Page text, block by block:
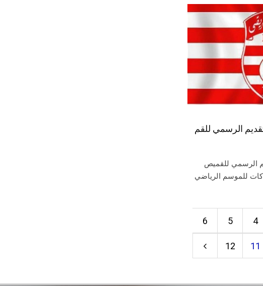
الرسمي للقم
الرسمي للقميص
للموسم الرياضي
4
5
6
11
12